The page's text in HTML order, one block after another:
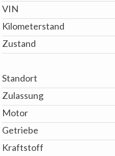
VIN
Kilometerstand
Zustand
Standort
Zulassung
Motor
Getriebe
Kraftstoff